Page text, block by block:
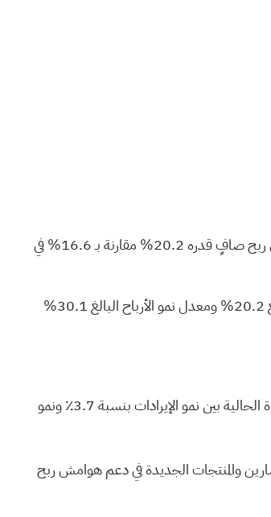
على مدار الاثني عشر شهرًا الماضية، حققت شركة أميربرايز صافي دخل قدره 3.9 مليار دولار أمريكي من إيرادات بلغت 19.3 مليار دولار أمريكي، بهامش ربح صافٍ قدره 20.2% مقارنة بـ 16.6% في
يتوقع المحللون نمو الإيرادات بنحو 4.1% سنويًا، وارتفاعًا طفيفًا في هوامش الربح من 18.8% إلى 19.4%. مع ذلك، فإن هامش الربح الحالي البالغ 20.2% ومعدل نمو الأرباح البالغ 30.1%
تتحدى هذه النظرة الأكثر حذرًا التوقعات التي ترى أن تقلبات السوق وتدفقات الأصول الخارجة ستحد بسرعة من توسع هامش الربح، نظرًا للفجوة الحالية بين نمو الإيرادات بنسبة 3.7٪ ونمو
والمنتجات الجديدة في دعم هوامش ربح